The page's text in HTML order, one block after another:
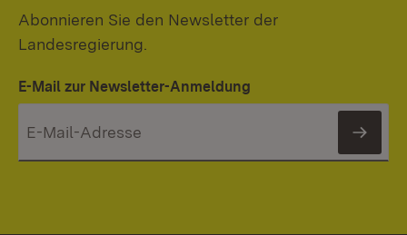
Abonnieren Sie den Newsletter der
Landesregierung.
E-Mail zur Newsletter-Anmeldung